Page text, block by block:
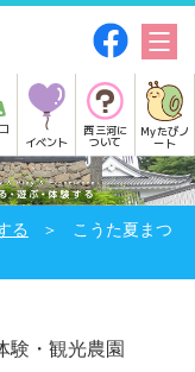
イベント
西三河に
ついて
Myたびノ
ート
る
こうた夏まつ
験・観光農園